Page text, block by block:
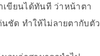
เขียนได้ทันที ว่าหน้าตา
นชัด ทำให้ไม่ลายตากับตัว